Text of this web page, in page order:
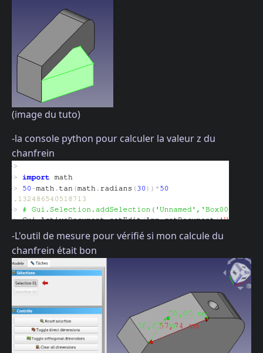
(image du tuto)
-la console python pour calculer la valeur z du
chanfrein
-L'outil de mesure pour vérifié si mon calcule du
chanfrein était bon